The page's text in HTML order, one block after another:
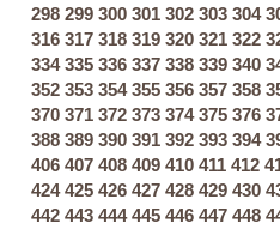
298 299 300 301 302 303 304
316 317 318 319 320 321 322
334 335 336 337 338 339 340
352 353 354 355 356 357 358
370 371 372 373 374 375 376
388 389 390 391 392 393 394
406 407 408 409 410 411 412
424 425 426 427 428 429 430
442 443 444 445 446 447 448